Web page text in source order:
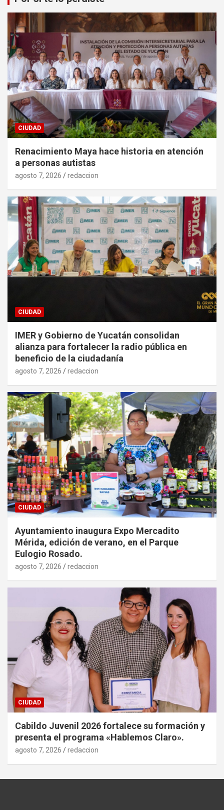
CIUDAD
Renacimiento Maya hace historia en atención
a personas autistas
agosto 7, 2026 redaccion
CIUDAD
IMER y Gobierno de Yucatán consolidan
alianza para fortalecer la radio pública en
beneficio de la ciudadanía
agosto 7, 2026 redaccion
CIUDAD
Ayuntamiento inaugura Expo Mercadito
Mérida, edición de verano, en el Parque
Eulogio Rosado.
agosto 7, 2026 redaccion
CIUDAD
Cabildo Juvenil 2026 fortalece su formación y
presenta el programa «Hablemos Claro».
agosto 7, 2026 redaccion